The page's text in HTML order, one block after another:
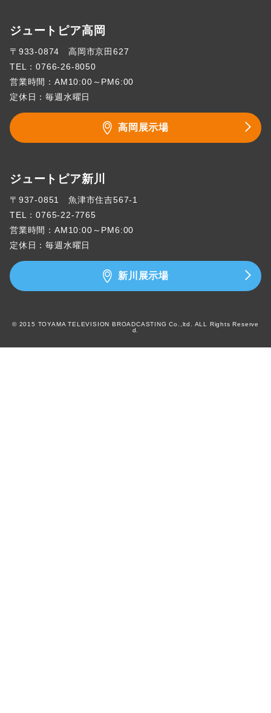
ジュートピア高岡
〒933-0874 高岡市京田627
TEL：0766-26-8050
営業時間：AM10:00～PM6:00
定休日：毎週水曜日
高岡展示場
ジュートピア新川
〒937-0851 魚津市住吉567-1
TEL：0765-22-7765
営業時間：AM10:00～PM6:00
定休日：毎週水曜日
新川展示場
© 2015 TOYAMA TELEVISION BROADCASTING Co.,ltd. ALL Rights Reserve
d.